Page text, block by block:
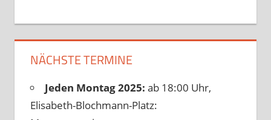
NÄCHSTE TERMINE
Jeden Montag 2025: ab 18:00 Uhr,
Elisabeth-Blochmann-Platz: